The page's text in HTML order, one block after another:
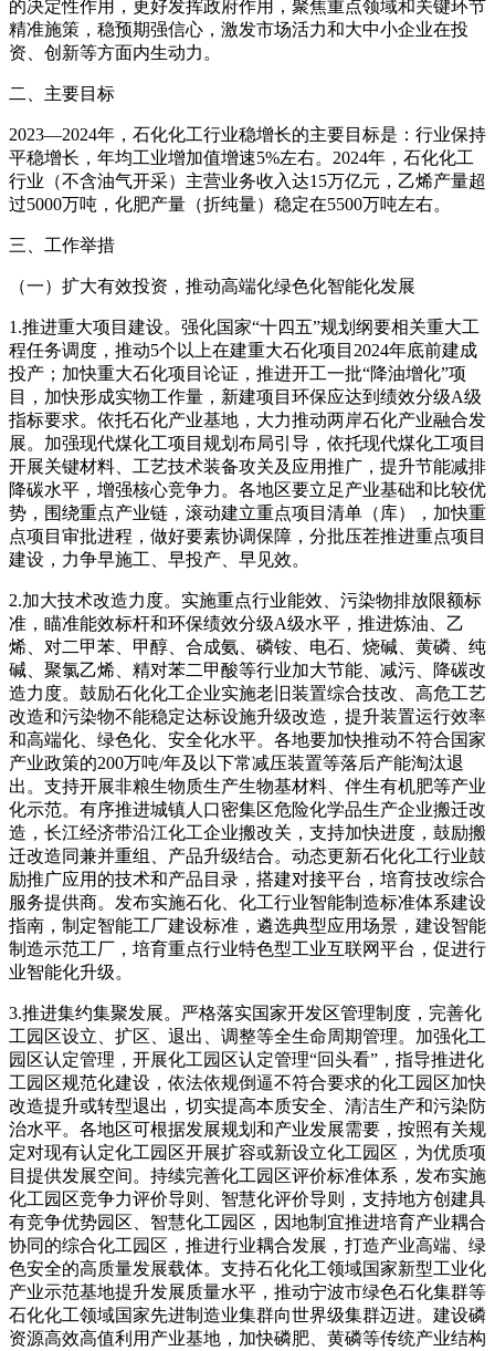
的决定性作用，更好发挥政府作用，聚焦重点领域和关键环节
精准施策，稳预期强信心，激发市场活力和大中小企业在投
资、创新等方面内生动力。
二、主要目标
2023—2024年，石化化工行业稳增长的主要目标是：行业保持
平稳增长，年均工业增加值增速5%左右。2024年，石化化工
行业（不含油气开采）主营业务收入达15万亿元，乙烯产量超
过5000万吨，化肥产量（折纯量）稳定在5500万吨左右。
三、工作举措
（一）扩大有效投资，推动高端化绿色化智能化发展
1.推进重大项目建设。强化国家“十四五”规划纲要相关重大工
程任务调度，推动5个以上在建重大石化项目2024年底前建成
投产；加快重大石化项目论证，推进开工一批“降油增化”项
目，加快形成实物工作量，新建项目环保应达到绩效分级A级
指标要求。依托石化产业基地，大力推动两岸石化产业融合发
展。加强现代煤化工项目规划布局引导，依托现代煤化工项目
开展关键材料、工艺技术装备攻关及应用推广，提升节能减排
降碳水平，增强核心竞争力。各地区要立足产业基础和比较优
势，围绕重点产业链，滚动建立重点项目清单（库），加快重
点项目审批进程，做好要素协调保障，分批压茬推进重点项目
建设，力争早施工、早投产、早见效。
2.加大技术改造力度。实施重点行业能效、污染物排放限额标
准，瞄准能效标杆和环保绩效分级A级水平，推进炼油、乙
烯、对二甲苯、甲醇、合成氨、磷铵、电石、烧碱、黄磷、纯
碱、聚氯乙烯、精对苯二甲酸等行业加大节能、减污、降碳改
造力度。鼓励石化化工企业实施老旧装置综合技改、高危工艺
改造和污染物不能稳定达标设施升级改造，提升装置运行效率
和高端化、绿色化、安全化水平。各地要加快推动不符合国家
产业政策的200万吨/年及以下常减压装置等落后产能淘汰退
出。支持开展非粮生物质生产生物基材料、伴生有机肥等产业
化示范。有序推进城镇人口密集区危险化学品生产企业搬迁改
造，长江经济带沿江化工企业搬改关，支持加快进度，鼓励搬
迁改造同兼并重组、产品升级结合。动态更新石化化工行业鼓
励推广应用的技术和产品目录，搭建对接平台，培育技改综合
服务提供商。发布实施石化、化工行业智能制造标准体系建设
指南，制定智能工厂建设标准，遴选典型应用场景，建设智能
制造示范工厂，培育重点行业特色型工业互联网平台，促进行
业智能化升级。
3.推进集约集聚发展。严格落实国家开发区管理制度，完善化
工园区设立、扩区、退出、调整等全生命周期管理。加强化工
园区认定管理，开展化工园区认定管理“回头看”，指导推进化
工园区规范化建设，依法依规倒逼不符合要求的化工园区加快
改造提升或转型退出，切实提高本质安全、清洁生产和污染防
治水平。各地区可根据发展规划和产业发展需要，按照有关规
定对现有认定化工园区开展扩容或新设立化工园区，为优质项
目提供发展空间。持续完善化工园区评价标准体系，发布实施
化工园区竞争力评价导则、智慧化评价导则，支持地方创建具
有竞争优势园区、智慧化工园区，因地制宜推进培育产业耦合
协同的综合化工园区，推进行业耦合发展，打造产业高端、绿
色安全的高质量发展载体。支持石化化工领域国家新型工业化
产业示范基地提升发展质量水平，推动宁波市绿色石化集群等
石化化工领域国家先进制造业集群向世界级集群迈进。建设磷
资源高效高值利用产业基地，加快磷肥、黄磷等传统产业结构